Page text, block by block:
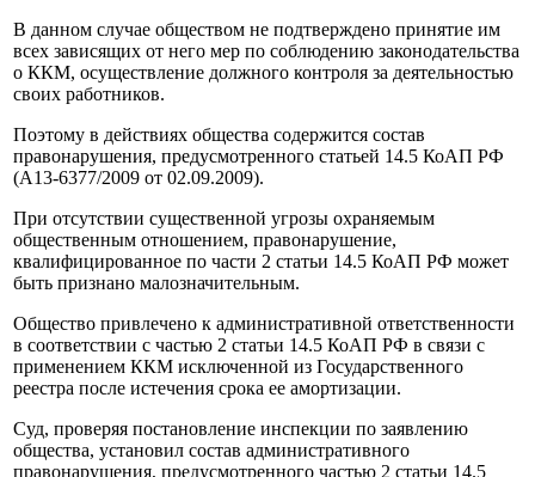
В данном случае обществом не подтверждено принятие им
всех зависящих от него мер по соблюдению законодательства
о ККМ, осуществление должного контроля за деятельностью
своих работников.
Поэтому в действиях общества содержится состав
правонарушения, предусмотренного статьей 14.5 КоАП РФ
(А13-6377/2009 от 02.09.2009).
При отсутствии существенной угрозы охраняемым
общественным отношением, правонарушение,
квалифицированное по части 2 статьи 14.5 КоАП РФ может
быть признано малозначительным.
Общество привлечено к административной ответственности
в соответствии с частью 2 статьи 14.5 КоАП РФ в связи с
применением ККМ исключенной из Государственного
реестра после истечения срока ее амортизации.
Суд, проверяя постановление инспекции по заявлению
общества, установил состав административного
правонарушения, предусмотренного частью 2 статьи 14.5